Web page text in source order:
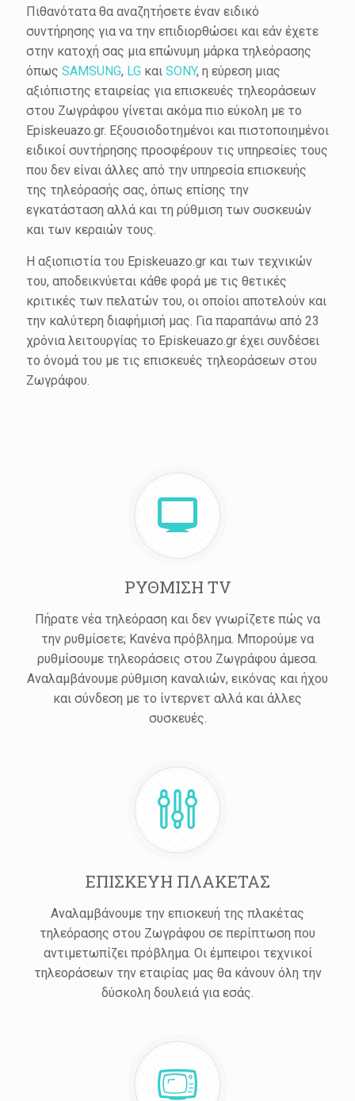
Πιθανότατα θα αναζητήσετε έναν ειδικό
συντήρησης για να την επιδιορθώσει και εάν έχετε
στην κατοχή σας μια επώνυμη μάρκα τηλεόρασης
όπως SAMSUNG, LG και SONY, η εύρεση μιας
αξιόπιστης εταιρείας για επισκευές τηλεοράσεων
στου Ζωγράφου γίνεται ακόμα πιο εύκολη με το
Episkeuazo.gr. Εξουσιοδοτημένοι και πιστοποιημένοι
ειδικοί συντήρησης προσφέρουν τις υπηρεσίες τους
που δεν είναι άλλες από την υπηρεσία επισκευής
της τηλεόρασής σας, όπως επίσης την
εγκατάσταση αλλά και τη ρύθμιση των συσκευών
και των κεραιών τους.
Η αξιοπιστία του Episkeuazo.gr και των τεχνικών
του, αποδεικνύεται κάθε φορά με τις θετικές
κριτικές των πελατών του, οι οποίοι αποτελούν και
την καλύτερη διαφήμισή μας. Για παραπάνω από 23
χρόνια λειτουργίας το Episkeuazo.gr έχει συνδέσει
το όνομά του με τις επισκευές τηλεοράσεων στου
Ζωγράφου.
ΡΥΘΜΙΣΗ TV
Πήρατε νέα τηλεόραση και δεν γνωρίζετε πώς να
την ρυθμίσετε; Κανένα πρόβλημα. Μπορούμε να
ρυθμίσουμε τηλεοράσεις στου Ζωγράφου άμεσα.
Αναλαμβάνουμε ρύθμιση καναλιών, εικόνας και ήχου
και σύνδεση με το ίντερνετ αλλά και άλλες
συσκευές.
ΕΠΙΣΚΕΥΗ ΠΛΑΚΕΤΑΣ
Αναλαμβάνουμε την επισκευή της πλακέτας
τηλεόρασης στου Ζωγράφου σε περίπτωση που
αντιμετωπίζει πρόβλημα. Οι έμπειροι τεχνικοί
τηλεοράσεων την εταιρίας μας θα κάνουν όλη την
δύσκολη δουλειά για εσάς.